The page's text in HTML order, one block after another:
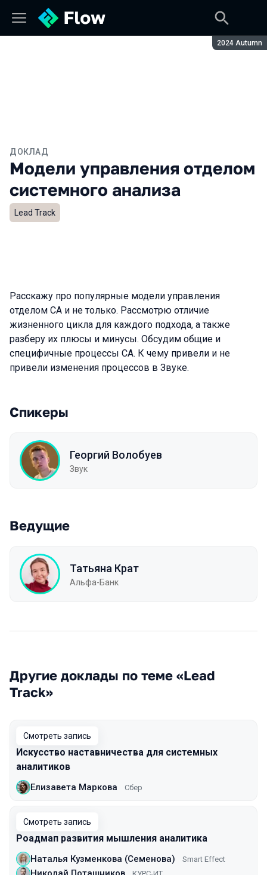
Сезон:
2024 Autumn
ДОКЛАД
Модели управления отделом
системного анализа
Lead Track
Расскажу про популярные модели управления
отделом СА и не только. Рассмотрю отличие
жизненного цикла для каждого подхода, а также
разберу их плюсы и минусы. Обсудим общие и
специфичные процессы СА. К чему привели и не
привели изменения процессов в Звуке.
Спикеры
Георгий Волобуев
Звук
Ведущие
Татьяна Крат
Альфа-Банк
Другие доклады по теме «Lead
Track»
Смотреть запись
Искусство наставничества для системных
аналитиков
Елизавета Маркова Сбер
Смотреть запись
Роадмап развития мышления аналитика
Наталья Кузменкова (Семенова) Smart Effect
КУРС-ИТ